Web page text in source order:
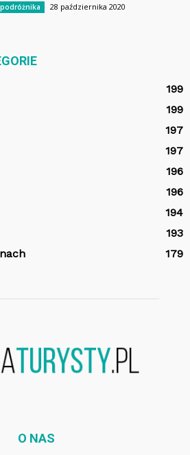
28 października 2020
199
199
197
197
196
196
194
193
179
O NAS